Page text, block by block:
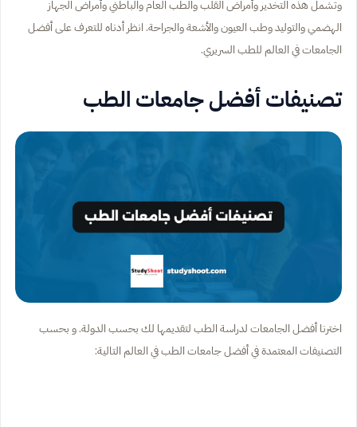
وتشمل هذه التخدير وأمراض القلب والطب العام والباطني وأمراض الجهاز
الهضمي والتوليد وطب العيون والأشعة والجراحة. انظر أدناه للتعرف على أفضل
الجامعات في العالم للطب السريري.
تصنيفات أفضل جامعات الطب
اخترنا أفضل الجامعات لدراسة الطب لتقديمها لك بحسب الدولة. و بحسب
التصنيفات المعتمدة في أفضل جامعات الطب في العالم التالية: